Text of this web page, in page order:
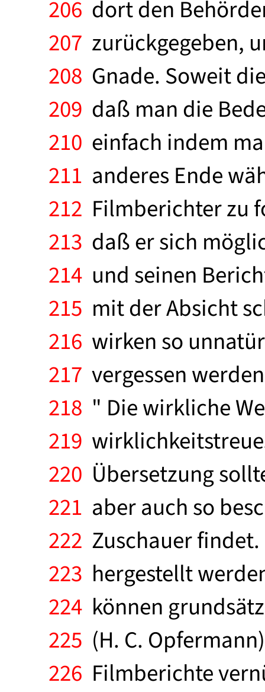
206 dort den
207 zurückgegeben,
208 Gnade. Soweit
209 daß man die
210 einfach indem
211 anderes Ende
212 Filmberichter zu
213 daß er sich
214 und seinen
215 mit der Absicht
216 wirken so
217 vergessen
218 " Die wirkliche
219
220 Übersetzung
221 aber auch so
222 Zuschauer
223 hergestellt
224 können
225 (H. C.
226 Filmberichte